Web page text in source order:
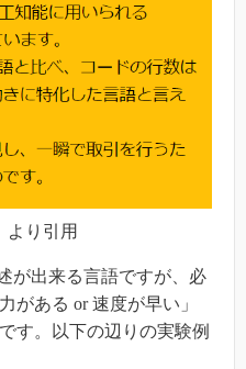
より引用
が出来る言語ですが、必
がある or 速度が早い」
す。以下の辺りの実験例